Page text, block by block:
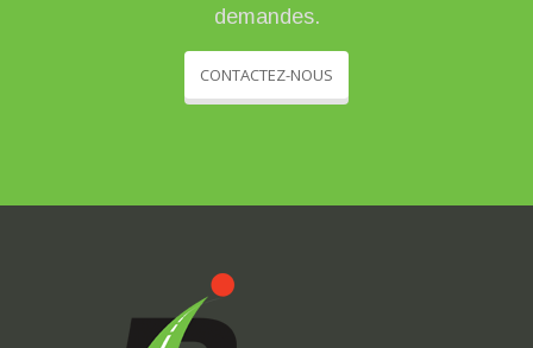
demandes.
CONTACTEZ-NOUS